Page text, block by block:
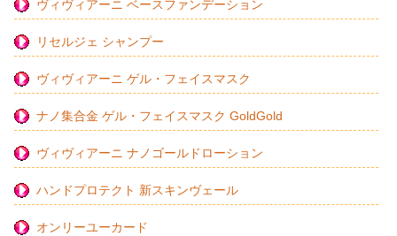
ヴィヴィアーニ ベースファンデーション
リセルジェ シャンプー
ヴィヴィアーニ ゲル・フェイスマスク
ナノ集合金 ゲル・フェイスマスク GoldGold
ヴィヴィアーニ ナノゴールドローション
ハンドプロテクト 新スキンヴェール
オンリーユーカード